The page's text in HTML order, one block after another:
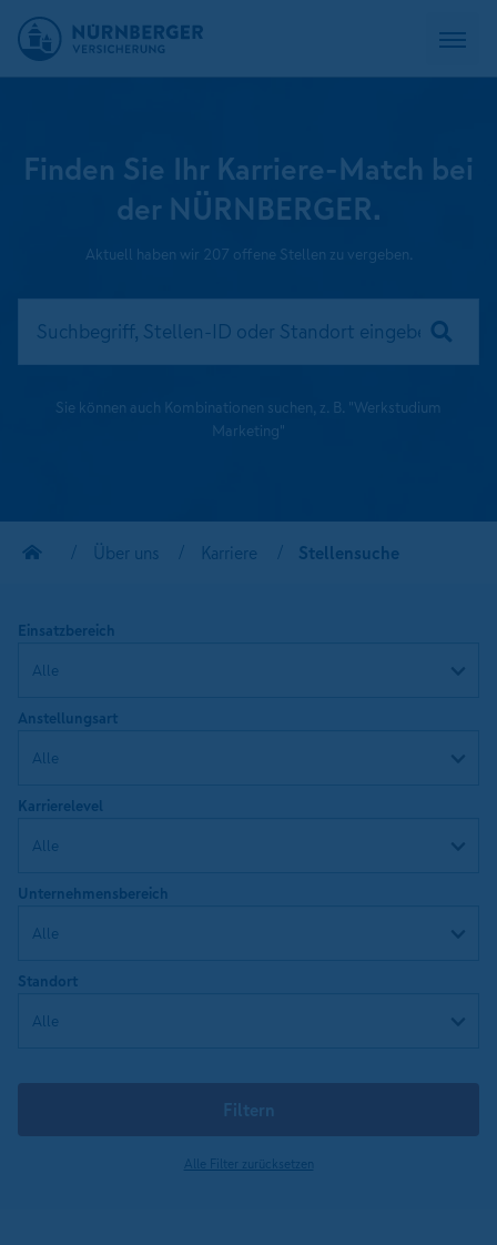
Finden Sie Ihr Karriere-Match bei
der NÜRNBERGER.
Aktuell haben wir 207 offene Stellen zu vergeben.
Sie können auch Kombinationen suchen, z. B. "Werkstudium
Marketing"
Über uns Karriere Stellensuche
Einsatzbereich
Anstellungsart
Karrierelevel
Unternehmensbereich
Standort
Filtern
Alle Filter zurücksetzen